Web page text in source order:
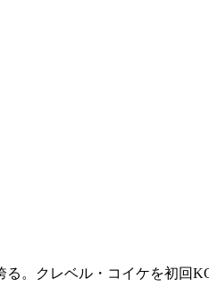
。クレベル・コイケを初回